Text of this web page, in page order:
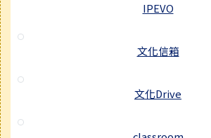
IPEVO
文化信箱
文化Drive